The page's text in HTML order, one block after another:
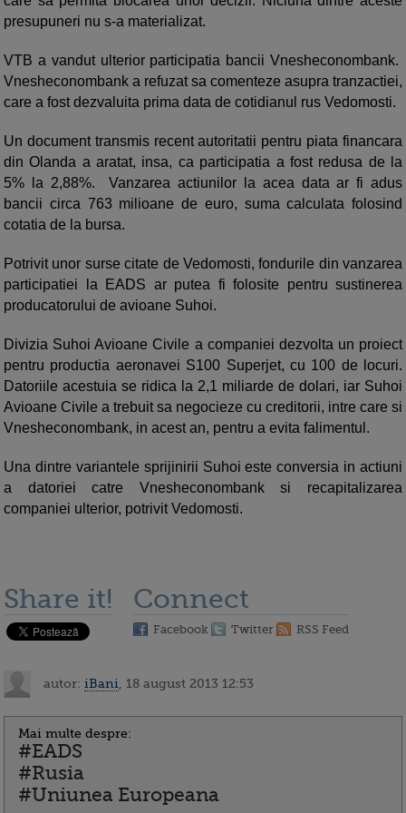
presupuneri nu s-a materializat.
VTB a vandut ulterior participatia bancii Vnesheconombank.
Vnesheconombank a refuzat sa comenteze asupra tranzactiei,
care a fost dezvaluita prima data de cotidianul rus Vedomosti.
Un document transmis recent autoritatii pentru piata financara
din Olanda a aratat, insa, ca participatia a fost redusa de la
5% la 2,88%. Vanzarea actiunilor la acea data ar fi adus
bancii circa 763 milioane de euro, suma calculata folosind
cotatia de la bursa.
Potrivit unor surse citate de Vedomosti, fondurile din vanzarea
participatiei la EADS ar putea fi folosite pentru sustinerea
producatorului de avioane Suhoi.
Divizia Suhoi Avioane Civile a companiei dezvolta un proiect
pentru productia aeronavei S100 Superjet, cu 100 de locuri.
Datoriile acestuia se ridica la 2,1 miliarde de dolari, iar Suhoi
Avioane Civile a trebuit sa negocieze cu creditorii, intre care si
Vnesheconombank, in acest an, pentru a evita falimentul.
Una dintre variantele sprijinirii Suhoi este conversia in actiuni
a datoriei catre Vnesheconombank si recapitalizarea
companiei ulterior, potrivit Vedomosti.
Share it! Connect
Facebook Twitter RSS Feed
autor: iBani , 18 august 2013 12:53
Mai multe despre:
#EADS
#Rusia
#Uniunea Europeana